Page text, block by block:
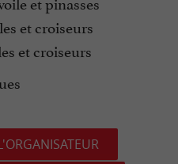
et croiseurs
et croiseurs